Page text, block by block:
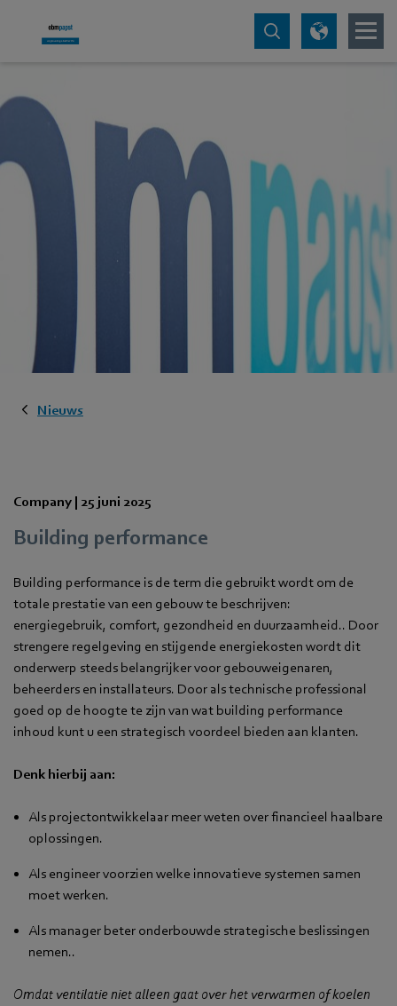
Nieuws
Company | 25 juni 2025
Building performance
Building performance is de term die gebruikt wordt om de
totale prestatie van een gebouw te beschrijven:
energiegebruik, comfort, gezondheid en duurzaamheid.. Door
strengere regelgeving en stijgende energiekosten wordt dit
onderwerp steeds belangrijker voor gebouweigenaren,
beheerders en installateurs. Door als technische professional
goed op de hoogte te zijn van wat building performance
inhoud kunt u een strategisch voordeel bieden aan klanten.
Denk hierbij aan:
Als projectontwikkelaar meer weten over financieel haalbare
oplossingen.
Als engineer voorzien welke innovatieve systemen samen
moet werken.
Als manager beter onderbouwde strategische beslissingen
nemen..
Omdat ventilatie niet alleen gaat over het verwarmen of koelen